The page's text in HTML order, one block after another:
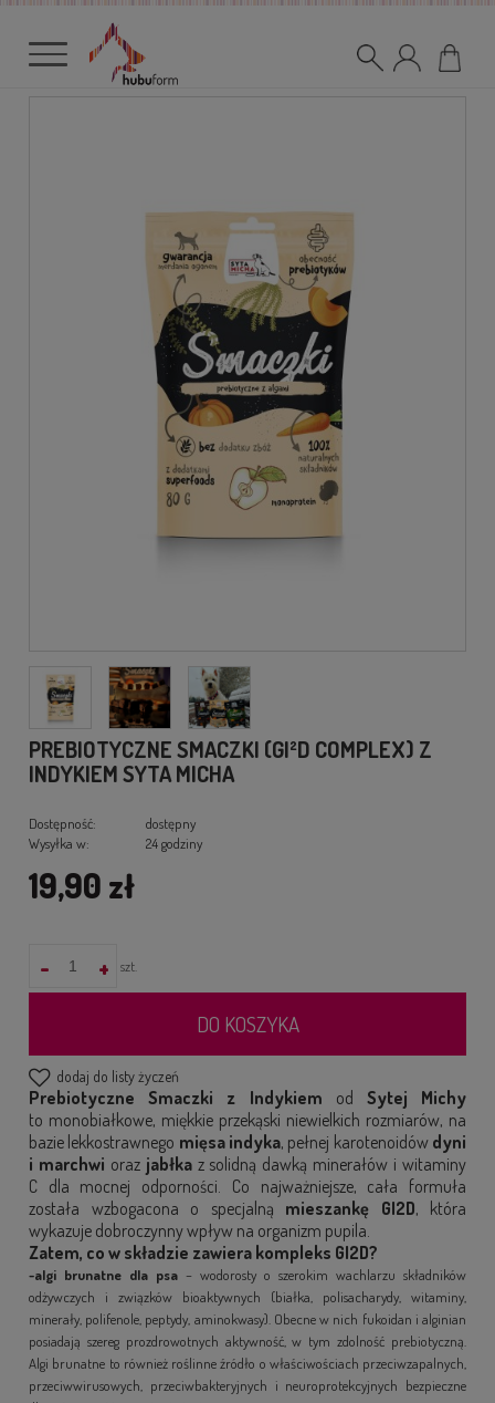
PREBIOTYCZNE SMACZKI (GI²D COMPLEX) Z
INDYKIEM SYTA MICHA
Dostępność:
dostępny
Wysyłka w:
24 godziny
19,90 zł
+
- szt.
DO KOSZYKA
dodaj do listy życzeń
Prebiotyczne Smaczki z Indykiem od Sytej Michy
to monobiałkowe, miękkie przekąski niewielkich rozmiarów, na
bazie lekkostrawnego mięsa indyka, pełnej karotenoidów dyni
i marchwi oraz jabłkaz solidną dawką minerałów i witaminy
C dla mocnej odporności. Co najważniejsze, cała formuła
została wzbogacona o specjalną mieszankę GI2D, która
wykazuje dobroczynny wpływ na organizm pupila.
Zatem, co w składzie zawiera kompleks GI2D?
-algi brunatne dla psa – wodorosty o szerokim wachlarzu składników
odżywczych i związków bioaktywnych (białka, polisacharydy, witaminy,
minerały, polifenole, peptydy, aminokwasy). Obecne w nich fukoidan i alginian
posiadają szereg prozdrowotnych aktywność, w tym zdolność prebiotyczną.
Algi brunatne to również roślinne źródło o właściwościach przeciwzapalnych,
przeciwwirusowych, przeciwbakteryjnych i neuroprotekcyjnych bezpieczne